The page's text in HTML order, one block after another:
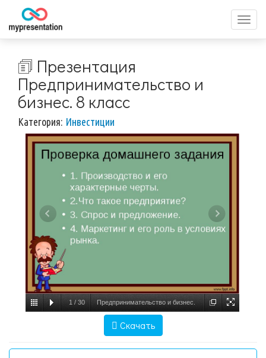
меню
🗊 Презентация
Предпринимательство и
бизнес. 8 класс
Категория: Инвестиции
1 / 30 Предпринимательство и бизнес.
Скачать